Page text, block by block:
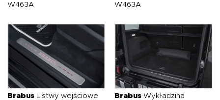
W463A
W463A
Brabus Listwy wejściowe
Brabus Wykładzina